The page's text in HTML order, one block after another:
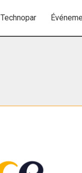
Technopar